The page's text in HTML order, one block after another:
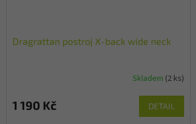
Dragrattan postroj X-back wide neck
Skladem (2 ks)
1 190 Kč DETAIL